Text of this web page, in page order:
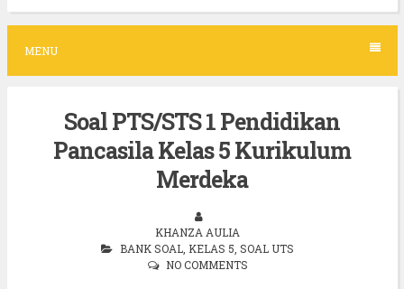
c
MENU
Soal PTS/STS 1 Pendidikan
Pancasila Kelas 5 Kurikulum
Merdeka
KHANZA AULIA
BANK SOAL KELAS 5 SOAL UTS
NO COMMENTS